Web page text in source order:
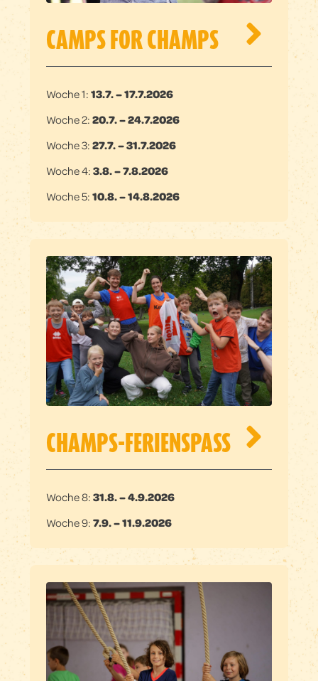
CAMPS FOR CHAMPS
Woche 1:13.7. – 17.7.2026
Woche 2:20.7. – 24.7.2026
Woche 3:27.7. – 31.7.2026
Woche 4:3.8. – 7.8.2026
Woche 5:10.8. – 14.8.2026
CHAMPS-FERIENSPASS
Woche 8:31.8. – 4.9.2026
Woche 9:7.9. – 11.9.2026